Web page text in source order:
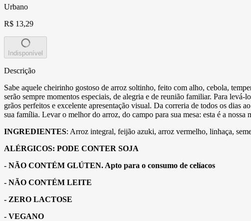
Urbano
R$ 13,29
Indisponível
Descrição
Sabe aquele cheirinho gostoso de arroz soltinho, feito com alho, cebola,
serão sempre momentos especiais, de alegria e de reunião familiar. Para
grãos perfeitos e excelente apresentação visual. Da correria de todos os dias
sua família. Levar o melhor do arroz, do campo para sua mesa: esta é a
INGREDIENTES: Arroz integral, feijão azuki, arroz vermelho, linhaça,
ALÉRGICOS: PODE CONTER SOJA
- NÃO CONTÉM GLÚTEN. Apto para o consumo de celíacos
- NÃO CONTÉM LEITE
- ZERO LACTOSE
- VEGANO